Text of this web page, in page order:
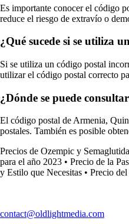
Es importante conocer el código
reduce el riesgo de extravío o
¿Qué sucede si se utiliza
Si se utiliza un código postal
utilizar el código postal correcto
¿Dónde se puede
El código postal de Armenia,
postales. También es posible
Precios de Ozempic y
para el año 2023 • Precio de la
y Estilo que Necesitas • Precio
contact@oldlightmedia.com